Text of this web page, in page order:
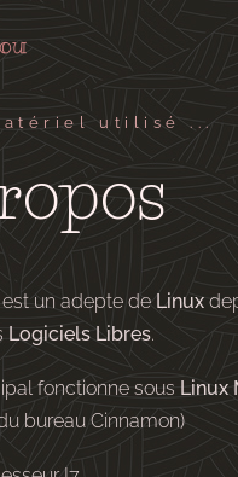
utilisé ...
est un adepte de Linux
Logiciels Libres.
fonctionne sous Linux
bureau Cinnamon)